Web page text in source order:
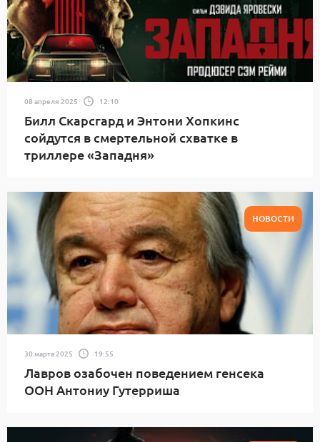
08 апреля 2025 12:10
Билл Скарсгард и Энтони Хопкинс
сойдутся в смертельной схватке в
триллере «Западня»
НОВОСТИ
30 марта 2025 19:55
Лавров озабочен поведением генсека
ООН Антониу Гутерриша